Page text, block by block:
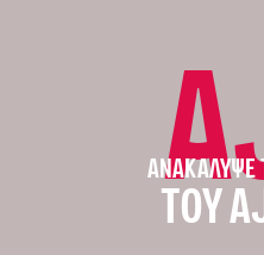
ΑΝΑΚΆΛΥΨΕ
ΤΟΥ